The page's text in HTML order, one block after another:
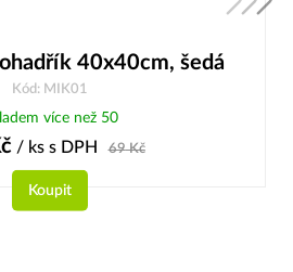
40x40cm, šedá
Kód: MIK01
více než 50
/ ks s DPH 69Kč
Koupit